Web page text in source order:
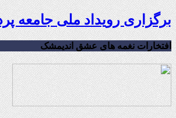
برگزاری رویداد ملی جامعه
افتخارات نغمه های عشق اندیمشک